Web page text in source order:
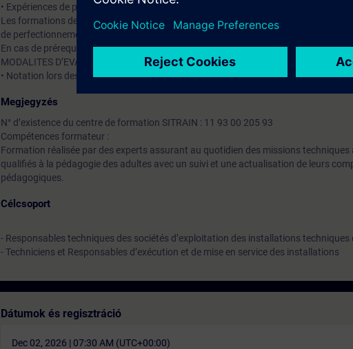
• Expériences de programmation de systèmes de GTB
Les formations de niveau bases ne nécessitent pas de prérequis. Pour les
de perfectionnement, un contrôle de prérequis sera organisé au début de la
En cas de prérequis insuffisants, nous ajusterons le programme.
MODALITES D’EVALUATION
• Notation lors des travaux pratiques
Megjegyzés
N° d’existence du centre de formation SITRAIN : 11 93 00 205 93
Compétences formateur :
Formation réalisée par des experts assurant au quotidien des missions
qualifiés à la pédagogie des adultes avec un suivi et une actualisation de leurs
pédagogiques.
Célcsoport
- Responsables techniques des sociétés d’exploitation des installations
- Techniciens et Responsables d’exécution et de mise en service des installations
Dátumok és regisztráció
Dec 02, 2026 | 07:30 AM (UTC+00:00)